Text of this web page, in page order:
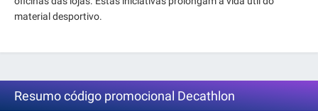
material desportivo.
Resumo código promocional Decathlon